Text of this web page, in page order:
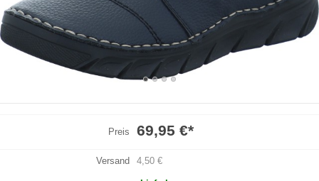
Preis 69,95 €*
Versand 4,50 €